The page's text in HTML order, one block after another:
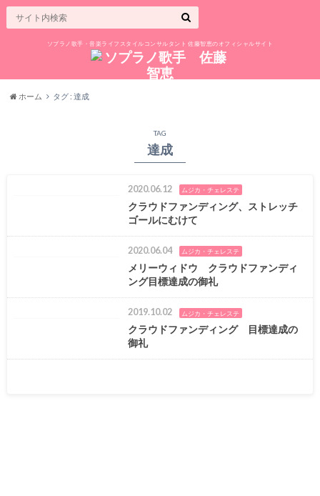
ソプラノ歌手・音楽ライフスタイルコンサルタント 佐藤智恵のオフィシャルサイト
ホーム タグ : 達成
TAG
達成
2020.06.12 ムジカ・チェレステ
クラウドファンディング、ストレッチ
ゴールにむけて
2020.06.04 ムジカ・チェレステ
メリーウィドウ クラウドファンディ
ング目標達成の御礼
2019.10.02 ムジカ・チェレステ
クラウドファンディング 目標達成の
御礼